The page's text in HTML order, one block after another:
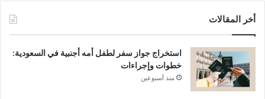
أخر المقالات
استخراج جواز سفر لطفل أمه أجنبية في السعودية:
خطوات وإجراءات
منذ أسبوعين